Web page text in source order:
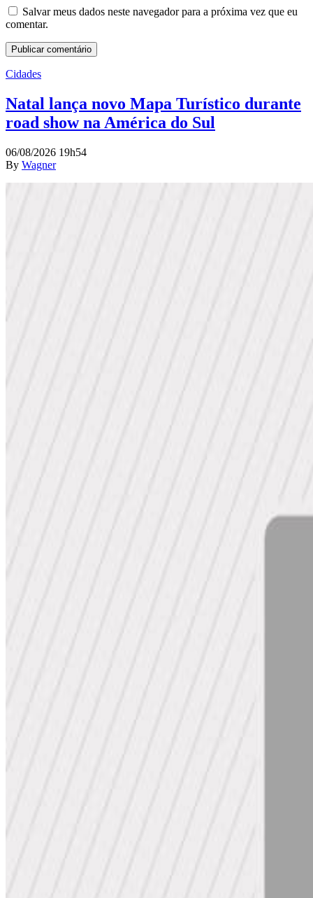
Salvar meus dados neste navegador para a próxima vez que eu
comentar.
Cidades
Natal lança novo Mapa Turístico durante
road show na América do Sul
06/08/2026 19h54
By Wagner